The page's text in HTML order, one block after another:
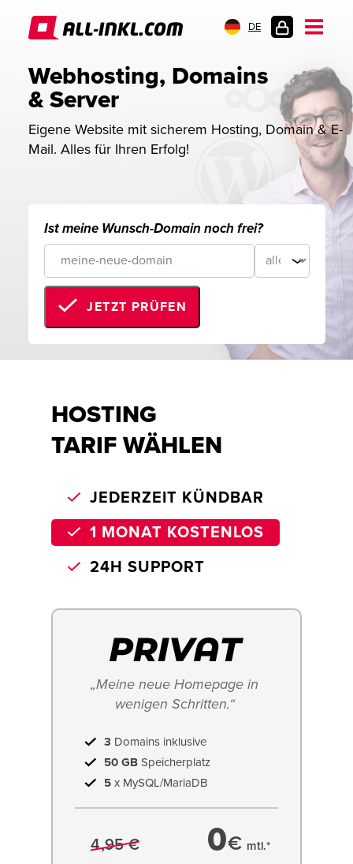
DE
Webhosting, Domains
& Server
Eigene Website mit sicherem Hosting, Domain & E-
Mail. Alles für Ihren Erfolg!
Ist meine Wunsch-Domain noch frei?
JETZT PRÜFEN
HOSTING
TARIF WÄHLEN
JEDERZEIT KÜNDBAR
1 MONAT KOSTENLOS
24H SUPPORT
„Meine neue Homepage in
wenigen Schritten.“
3 Domains inklusive
50 GB Speicherplatz
5 x MySQL/MariaDB
4,95 € 0€ mtl.*